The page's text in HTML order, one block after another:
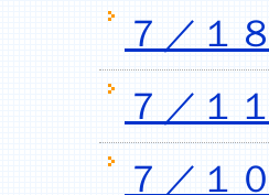
７／１
７／１
７／１